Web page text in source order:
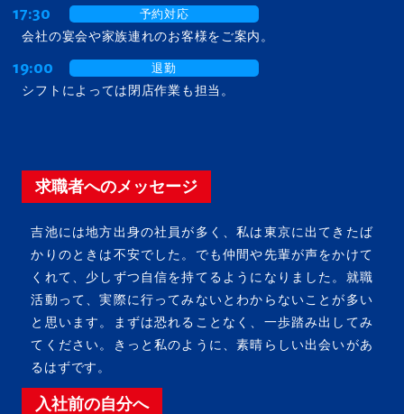
17:30 予約対応
会社の宴会や家族連れのお客様をご案内。
19:00 退勤
シフトによっては閉店作業も担当。
求職者へのメッセージ
吉池には地方出身の社員が多く、私は東京に出てきたば
かりのときは不安でした。でも仲間や先輩が声をかけて
くれて、少しずつ自信を持てるようになりました。就職
活動って、実際に行ってみないとわからないことが多い
と思います。まずは恐れることなく、一歩踏み出してみ
てください。きっと私のように、素晴らしい出会いがあ
るはずです。
入社前の自分へ